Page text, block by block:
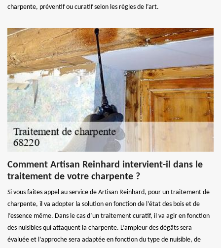
charpente, préventif ou curatif selon les règles de l’art.
Comment Artisan Reinhard intervient-il dans le
traitement de votre charpente ?
Si vous faites appel au service de Artisan Reinhard, pour un traitement de
charpente, il va adopter la solution en fonction de l’état des bois et de
l’essence même. Dans le cas d’un traitement curatif, il va agir en fonction
des nuisibles qui attaquent la charpente. L’ampleur des dégâts sera
évaluée et l’approche sera adaptée en fonction du type de nuisible, de